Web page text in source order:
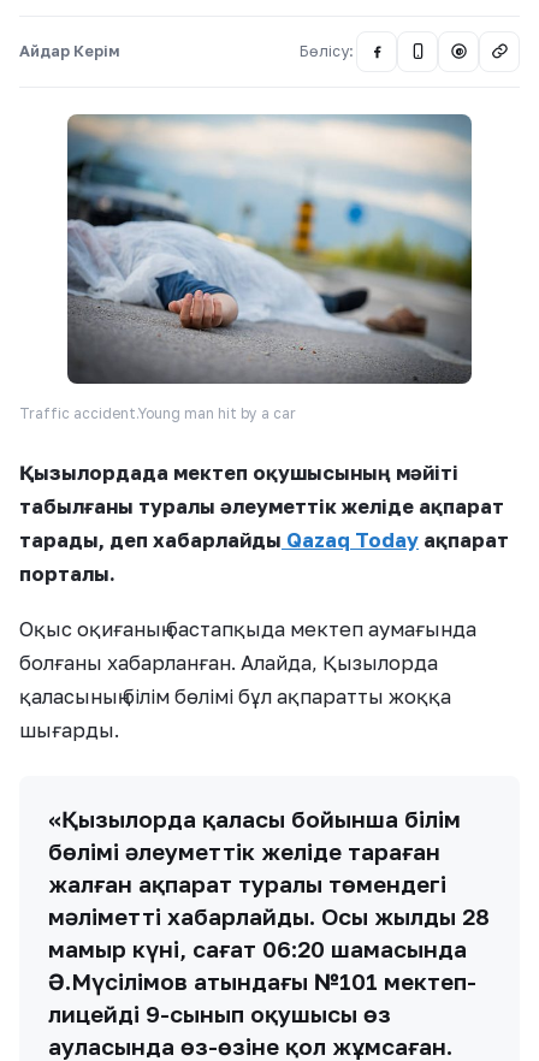
Айдар Керім Бөлісу: @
Traffic accident.Young man hit by a car
Қызылордада мектеп оқушысының мәйіті
табылғаны туралы әлеуметтік желіде ақпарат
тарады, деп хабарлайды Qazaq Today ақпарат
порталы.
Оқыс оқиғаның бастапқыда мектеп аумағында
болғаны хабарланған. Алайда, Қызылорда
қаласының білім бөлімі бұл ақпаратты жоққа
шығарды.
«Қызылорда қаласы бойынша білім
бөлімі әлеуметтік желіде тараған
жалған ақпарат туралы төмендегі
мәліметті хабарлайды. Осы жылдың 28
мамыр күні, сағат 06:20 шамасында
Ә.Мүсілімов атындағы №101 мектеп-
лицейдің 9-сынып оқушысы өз
ауласында өз-өзіне қол жұмсаған.